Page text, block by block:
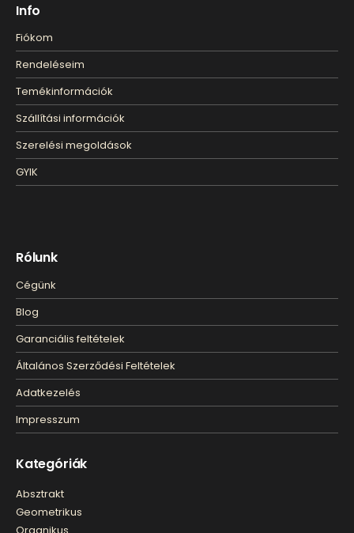
Info
Fiókom
Rendeléseim
Temékinformációk
Szállítási információk
Szerelési megoldások
GYIK
Rólunk
Cégünk
Blog
Garanciális feltételek
Általános Szerződési Feltételek
Adatkezelés
Impresszum
Kategóriák
Absztrakt
Geometrikus